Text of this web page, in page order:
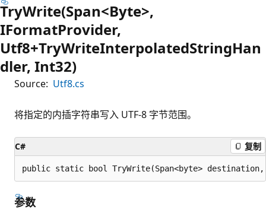
TryWrite(Span<Byte>,
IFormatProvider,
Utf8+TryWriteInterpolatedStringHan
dler, Int32)
Source: Utf8.cs
将指定的内插字符串写入 UTF-8 字节范围。
C# 复制
public static bool TryWrite(Span<byte>
参数